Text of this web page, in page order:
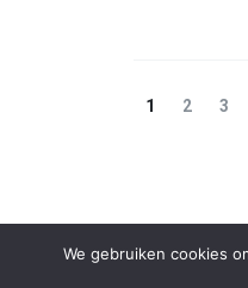
Posts
Page
1 Page
2 3
We gebruiken cookies